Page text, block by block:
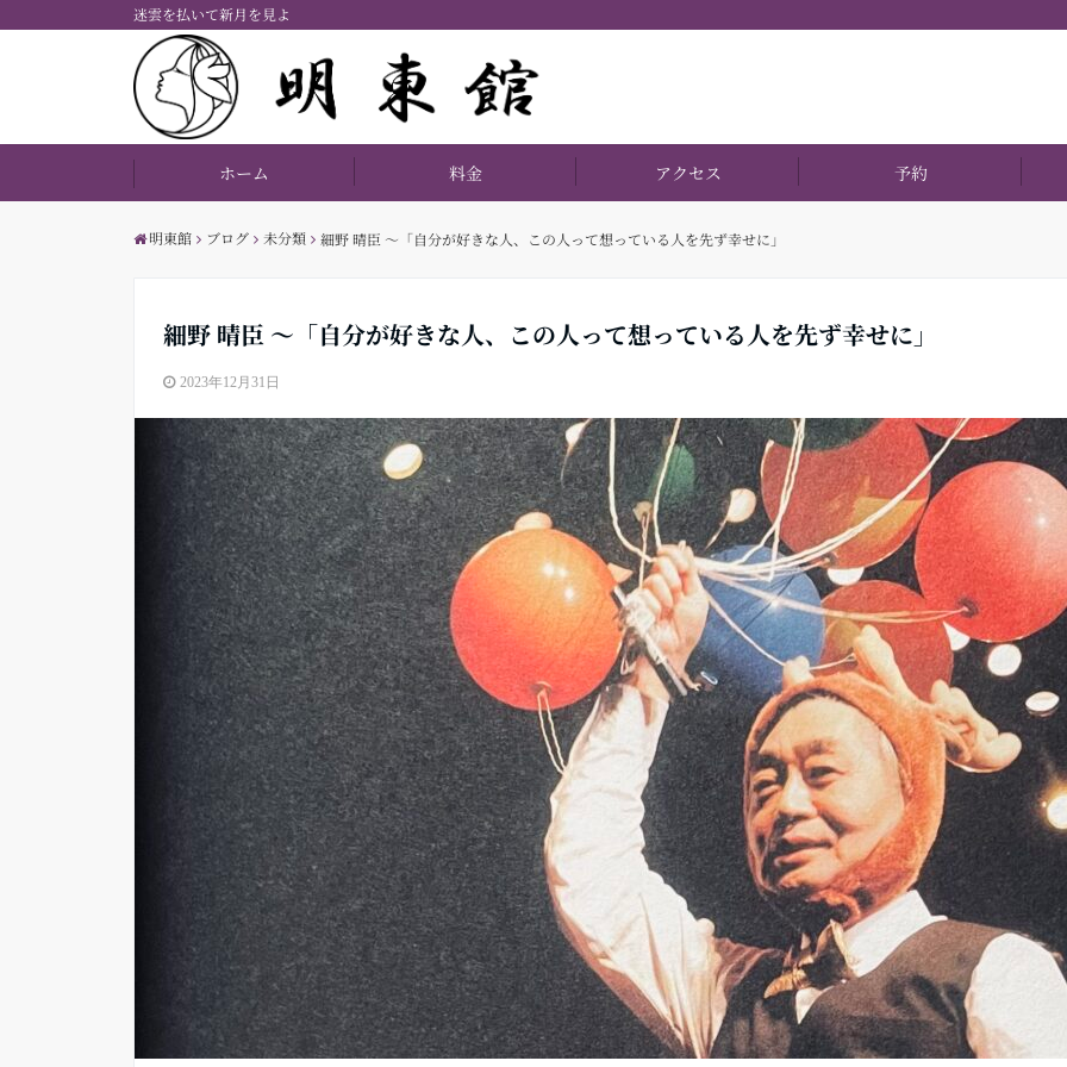
迷雲を払いて新月を見よ
ホーム 料金 アクセス 予約
明東館 ブログ 未分類 細野 晴臣 〜「自分が好きな人、この人って想っている人を先ず幸せに」
細野 晴臣 〜「自分が好きな人、この人って想っている人を先ず幸せに」
2023年12月31日